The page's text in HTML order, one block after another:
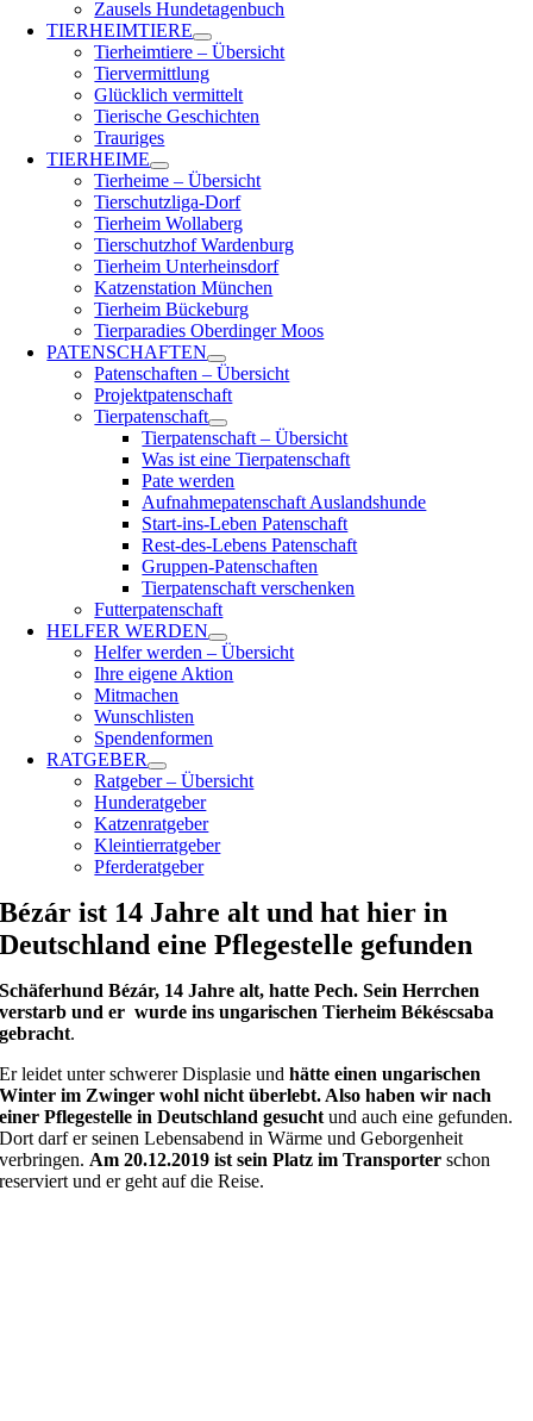
Zausels Hundetagenbuch
TIERHEIMTIERE
Tierheimtiere – Übersicht
Tiervermittlung
Glücklich vermittelt
Tierische Geschichten
Trauriges
TIERHEIME
Tierheime – Übersicht
Tierschutzliga-Dorf
Tierheim Wollaberg
Tierschutzhof Wardenburg
Tierheim Unterheinsdorf
Katzenstation München
Tierheim Bückeburg
Tierparadies Oberdinger Moos
PATENSCHAFTEN
Patenschaften – Übersicht
Projektpatenschaft
Tierpatenschaft
Tierpatenschaft – Übersicht
Was ist eine Tierpatenschaft
Pate werden
Aufnahmepatenschaft Auslandshunde
Start-ins-Leben Patenschaft
Rest-des-Lebens Patenschaft
Gruppen-Patenschaften
Tierpatenschaft verschenken
Futterpatenschaft
HELFER WERDEN
Helfer werden – Übersicht
Ihre eigene Aktion
Mitmachen
Wunschlisten
Spendenformen
RATGEBER
Ratgeber – Übersicht
Hunderatgeber
Katzenratgeber
Kleintierratgeber
Pferderatgeber
Bézár ist 14 Jahre alt und hat hier in
Deutschland eine Pflegestelle gefunden
Schäferhund Bézár, 14 Jahre alt, hatte Pech. Sein Herrchen
verstarb und er wurde ins ungarischen Tierheim Békéscsaba
gebracht.
Er leidet unter schwerer Displasie undhätte einen ungarischen
Winter im Zwinger wohl nicht überlebt. Also haben wir nach
einer Pflegestelle in Deutschland gesucht und auch eine gefunden.
Dort darf er seinen Lebensabend in Wärme und Geborgenheit
verbringen. Am 20.12.2019 ist sein Platz im Transporter schon
reserviert und er geht auf die Reise.